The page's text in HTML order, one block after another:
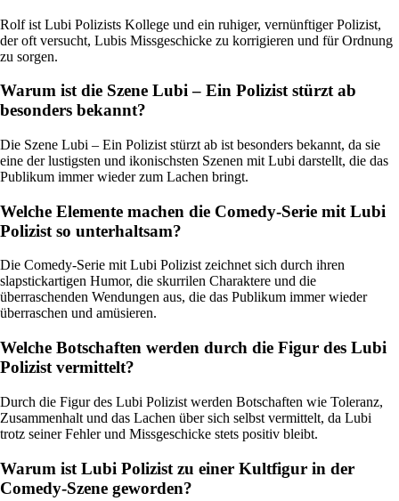
Rolf ist Lubi Polizists Kollege und ein ruhiger, vernünftiger Polizist,
der oft versucht, Lubis Missgeschicke zu korrigieren und für Ordnung
zu sorgen.
Warum ist die Szene Lubi – Ein Polizist stürzt ab
besonders bekannt?
Die Szene Lubi – Ein Polizist stürzt ab ist besonders bekannt, da sie
eine der lustigsten und ikonischsten Szenen mit Lubi darstellt, die das
Publikum immer wieder zum Lachen bringt.
Welche Elemente machen die Comedy-Serie mit Lubi
Polizist so unterhaltsam?
Die Comedy-Serie mit Lubi Polizist zeichnet sich durch ihren
slapstickartigen Humor, die skurrilen Charaktere und die
überraschenden Wendungen aus, die das Publikum immer wieder
überraschen und amüsieren.
Welche Botschaften werden durch die Figur des Lubi
Polizist vermittelt?
Durch die Figur des Lubi Polizist werden Botschaften wie Toleranz,
Zusammenhalt und das Lachen über sich selbst vermittelt, da Lubi
trotz seiner Fehler und Missgeschicke stets positiv bleibt.
Warum ist Lubi Polizist zu einer Kultfigur in der
Comedy-Szene geworden?